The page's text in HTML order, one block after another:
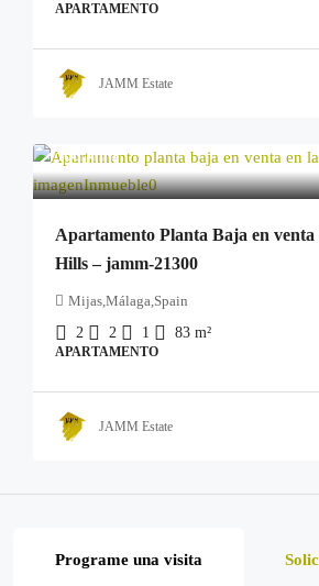
APARTAMENTO
JAMM Estate
299.000€
Apartamento Planta Baja en venta
Hills – jamm-21300
Mijas,Málaga,Spain
2
2 1 83 m²
APARTAMENTO
JAMM Estate
Programe una visita